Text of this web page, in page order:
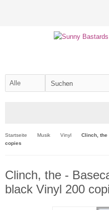
Startseite Musik Vinyl
Clinch, the
copies
Clinch, the -
black Vinyl 200